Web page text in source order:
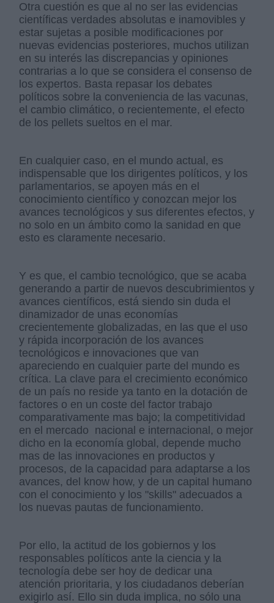
Otra cuestión es que al no ser las evidencias
científicas verdades absolutas e inamovibles y
estar sujetas a posible modificaciones por
nuevas evidencias posteriores, muchos utilizan
en su interés las discrepancias y opiniones
contrarias a lo que se considera el consenso de
los expertos. Basta repasar los debates
políticos sobre la conveniencia de las vacunas,
el cambio climático, o recientemente, el efecto
de los pellets sueltos en el mar.
En cualquier caso, en el mundo actual, es
indispensable que los dirigentes políticos, y los
parlamentarios, se apoyen más en el
conocimiento científico y conozcan mejor los
avances tecnológicos y sus diferentes efectos, y
no solo en un ámbito como la sanidad en que
esto es claramente necesario.
Y es que, el cambio tecnológico, que se acaba
generando a partir de nuevos descubrimientos y
avances científicos, está siendo sin duda el
dinamizador de unas economías
crecientemente globalizadas, en las que el uso
y rápida incorporación de los avances
tecnológicos e innovaciones que van
apareciendo en cualquier parte del mundo es
crítica. La clave para el crecimiento económico
de un país no reside ya tanto en la dotación de
factores o en un coste del factor trabajo
comparativamente mas bajo; la competitividad
en el mercado nacional e internacional, o mejor
dicho en la economía global, depende mucho
mas de las innovaciones en productos y
procesos, de la capacidad para adaptarse a los
avances, del know how, y de un capital humano
con el conocimiento y los "skills" adecuados a
los nuevas pautas de funcionamiento.
Por ello, la actitud de los gobiernos y los
responsables políticos ante la ciencia y la
tecnología debe ser hoy de dedicar una
atención prioritaria, y los ciudadanos deberían
exigirlo así. Ello sin duda implica, no sólo una